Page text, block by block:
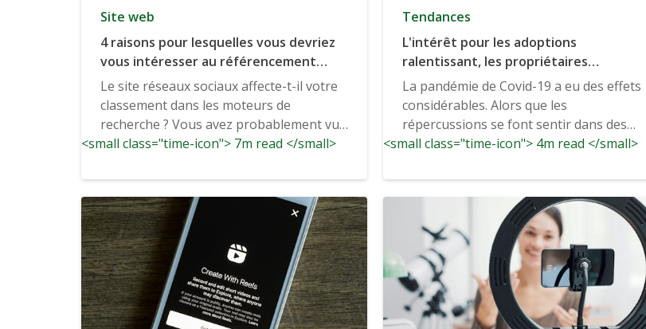
Site web
4 raisons pour lesquelles vous devriez
vous intéresser au référencement
social
Le site réseaux sociaux affecte-t-il votre
classement dans les moteurs de
recherche ? Vous avez probablement vu
les histoires qui circulent selon lesquelles
<small class="time-icon"> 7m read </small>
Tendances
L'intérêt pour les adoptions
ralentissant, les propriétaires
d'animaux de compagnie privilégient la
santé et la longévité
La pandémie de Covid-19 a eu des effets
considérables. Alors que les
répercussions se font sentir dans des
secteurs tels que la médecine et les
<small class="time-icon"> 4m read </small>